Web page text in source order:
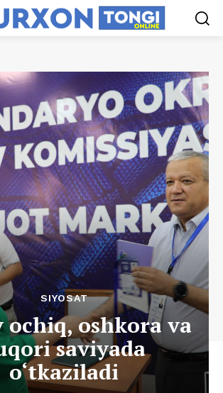
SIYOSAT
ochiq, oshkora va
saviyada
o‘tkaziladi